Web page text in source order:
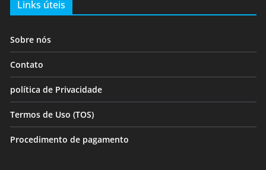
Links úteis
Sobre nós
Contato
política de Privacidade
Termos de Uso (TOS)
Procedimento de pagamento